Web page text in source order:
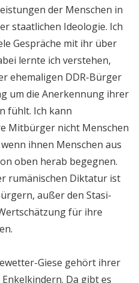
der Menschen in
staatlichen Ideologie. Ich
Gespräche mit ihr über
lernte ich verstehen,
ehemaligen DDR-Bürger
um die Anerkennung ihrer
fühlt. Ich kann
Mitbürger nicht Menschen
ihnen Menschen aus
oben herab begegnen.
rumänischen Diktatur ist
außer den Stasi-
für ihre
Giese gehört ihrer
Da gibt es